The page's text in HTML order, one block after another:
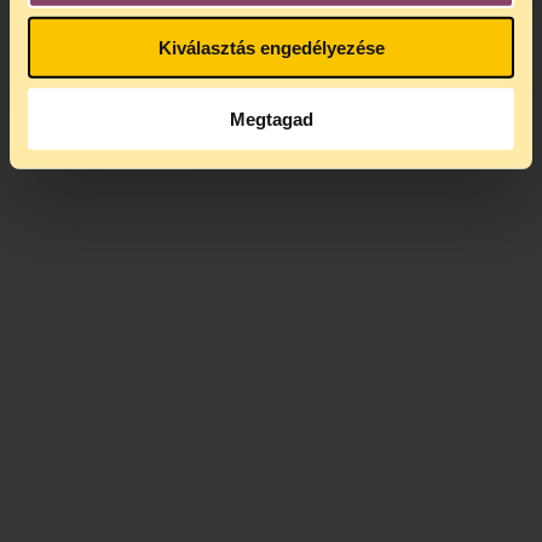
Kiválasztás engedélyezése
Megtagad